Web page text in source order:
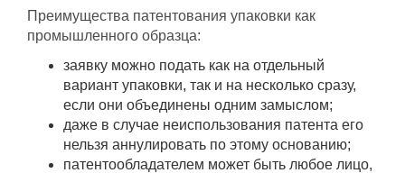
Преимущества патентования упаковки как
промышленного образца:
заявку можно подать как на отдельный
вариант упаковки, так и на несколько сразу,
если они объединены одним замыслом;
даже в случае неиспользования патента его
нельзя аннулировать по этому основанию;
патентообладателем может быть любое лицо,